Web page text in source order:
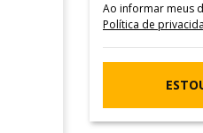
Ao informar meus
Política de